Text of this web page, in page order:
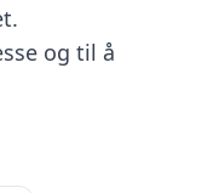
og til å